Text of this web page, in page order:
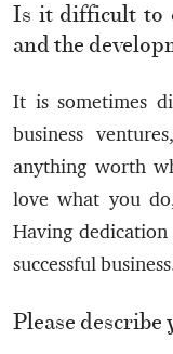
Is it difficult to
and the
It is sometimes
business
anything worth
love what you
Having
successful
Please describe